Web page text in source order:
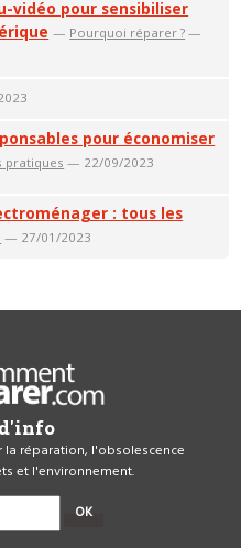
vidéo pour sensibiliser
— Pourquoi réparer ? —
pour économiser
pratiques — 22/09/2023
: tous les
— 27/01/2023
la réparation, l'obsolescence
et l'environnement.
OK